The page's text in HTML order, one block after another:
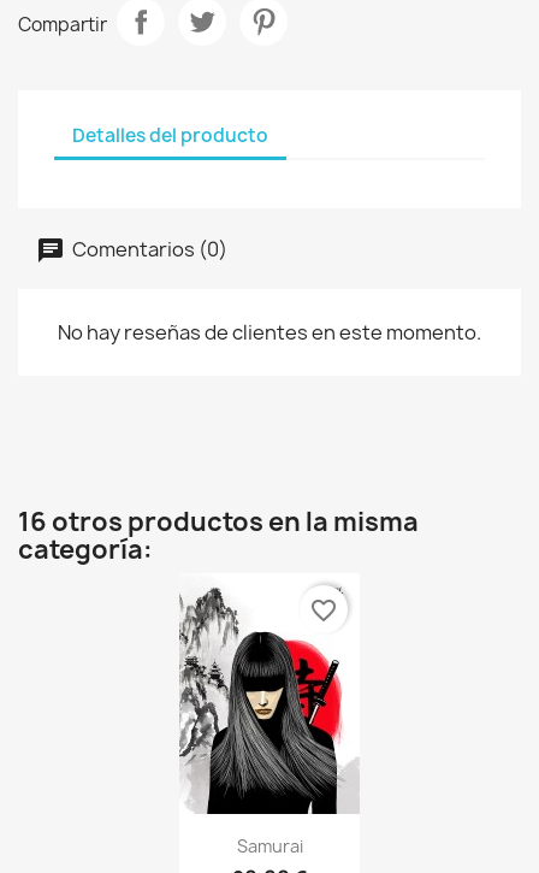
Compartir
Detalles del producto
Comentarios (0)
No hay reseñas de clientes en este momento.
16 otros productos en la misma
categoría:
Samurai
favorite_border